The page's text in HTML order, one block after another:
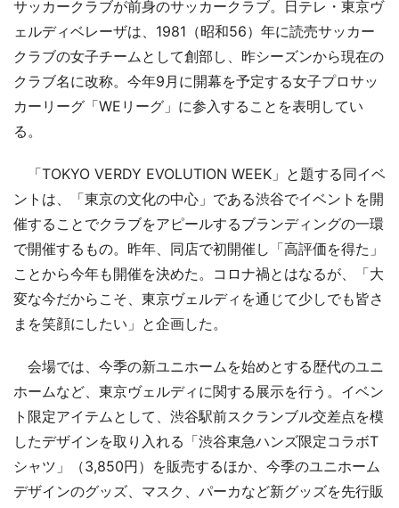
サッカークラブが前身のサッカークラブ。日テレ・東京ヴ
ェルディベレーザは、1981（昭和56）年に読売サッカー
クラブの女子チームとして創部し、昨シーズンから現在の
クラブ名に改称。今年9月に開幕を予定する女子プロサッ
カーリーグ「WEリーグ」に参入することを表明してい
る。
「TOKYO VERDY EVOLUTION WEEK」と題する同イベ
ントは、「東京の文化の中心」である渋谷でイベントを開
催することでクラブをアピールするブランディングの一環
で開催するもの。昨年、同店で初開催し「高評価を得た」
ことから今年も開催を決めた。コロナ禍とはなるが、「大
変な今だからこそ、東京ヴェルディを通じて少しでも皆さ
まを笑顔にしたい」と企画した。
会場では、今季の新ユニホームを始めとする歴代のユニ
ホームなど、東京ヴェルディに関する展示を行う。イベン
ト限定アイテムとして、渋谷駅前スクランブル交差点を模
したデザインを取り入れる「渋谷東急ハンズ限定コラボT
シャツ」（3,850円）を販売するほか、今季のユニホーム
デザインのグッズ、マスク、パーカなど新グッズを先行販